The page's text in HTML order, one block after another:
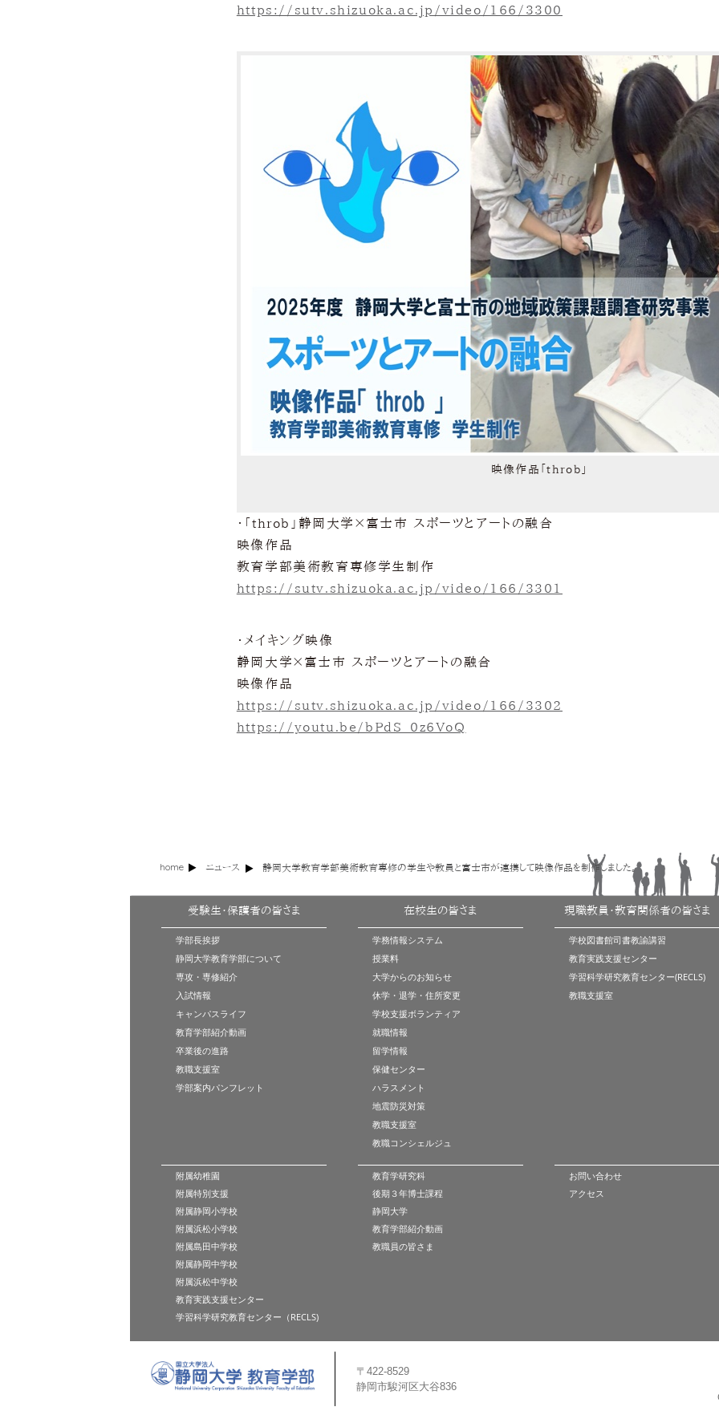
https://sutv.shizuoka.ac.jp/video/166/3300
映像作品「throb」
・「throb」静岡大学×富士市 スポーツとアートの融合
映像作品
教育学部美術教育専修学生制作
https://sutv.shizuoka.ac.jp/video/166/3301
・メイキング映像
静岡大学×富士市 スポーツとアートの融合
映像作品
https://sutv.shizuoka.ac.jp/video/166/3302
https://youtu.be/bPdS_0z6VoQ
home ニュース 静岡大学教育学部美術教育専修の学生や教員と富士市が連携して映像作品を制作しました。
受験生・保護者の皆さま
学部長挨拶
静岡大学教育学部について
専攻・専修紹介
入試情報
キャンパスライフ
教育学部紹介動画
卒業後の進路
教職支援室
学部案内パンフレット
在校生の皆さま
学務情報システム
授業料
大学からのお知らせ
休学・退学・住所変更
学校支援ボランティア
就職情報
留学情報
保健センター
ハラスメント
地震防災対策
教職支援室
教職コンシェルジュ
現職教員・教育関係者の皆さま
学校図書館司書教諭講習
教育実践支援センター
学習科学研究教育センター(RECLS)
教職支援室
附属幼稚園
附属特別支援
附属静岡小学校
附属浜松小学校
附属島田中学校
附属静岡中学校
附属浜松中学校
教育実践支援センター
学習科学研究教育センター（RECLS)
教育学研究科
後期３年博士課程
静岡大学
教育学部紹介動画
教職員の皆さま
お問い合わせ
アクセス
〒422-8529
静岡市駿河区大谷836